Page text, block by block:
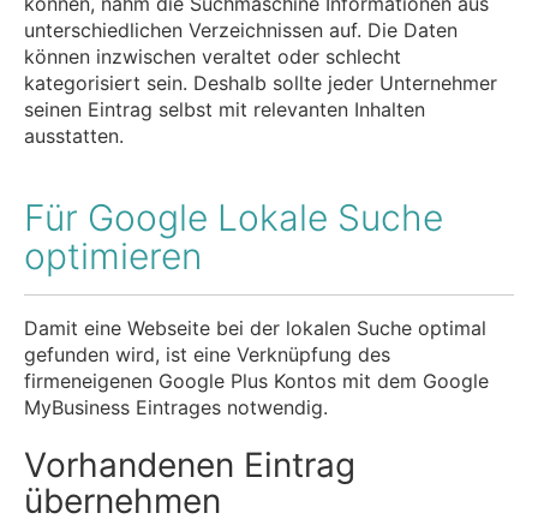
unterschiedlichen Verzeichnissen auf. Die Daten
können inzwischen veraltet oder schlecht
kategorisiert sein. Deshalb sollte jeder Unternehmer
seinen Eintrag selbst mit relevanten Inhalten
ausstatten.
Für Google Lokale Suche
optimieren
Damit eine Webseite bei der lokalen Suche optimal
gefunden wird, ist eine Verknüpfung des
firmeneigenen Google Plus Kontos mit dem Google
MyBusiness Eintrages notwendig.
Vorhandenen Eintrag
übernehmen